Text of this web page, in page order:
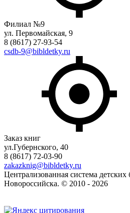
Филиал №9
ул. Первомайская, 9
8 (8617) 27-93-54
csdb-9@bibldetky.ru
Заказ книг
ул.Губернского, 40
8 (8617) 72-03-90
zakazknig@bibldetky.ru
Централизованная система детских
Новороссийска. © 2010 - 2026